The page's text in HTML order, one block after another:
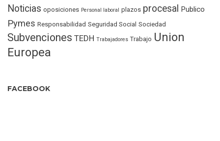
Noticias oposiciones Personal laboral plazos procesal Publico
Pymes Responsabilidad Seguridad Social Sociedad
Subvenciones TEDH Trabajadores Trabajo Union
Europea
FACEBOOK